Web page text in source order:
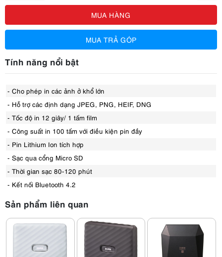
MUA HÀNG
MUA TRẢ GÓP
Tính năng nổi bật
- Cho phép in các ảnh ở khổ lớn
- Hỗ trợ các định dạng JPEG, PNG, HEIF, DNG
- Tốc độ in 12 giây/ 1 tấm film
- Công suất in 100 tấm với điều kiện pin đầy
- Pin Lithium Ion tích hợp
- Sạc qua cổng Micro SD
- Thời gian sạc 80-120 phút
- Kết nối Bluetooth 4.2
Sản phẩm liên quan